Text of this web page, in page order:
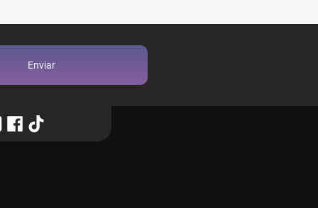
Enviar